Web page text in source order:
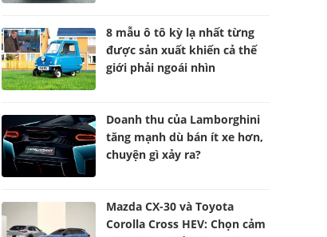
8 mẫu ô tô kỳ lạ nhất từng
được sản xuất khiến cả thế
giới phải ngoái nhìn
Doanh thu của Lamborghini
tăng mạnh dù bán ít xe hơn,
chuyện gì xảy ra?
Mazda CX-30 và Toyota
Corolla Cross HEV: Chọn cảm